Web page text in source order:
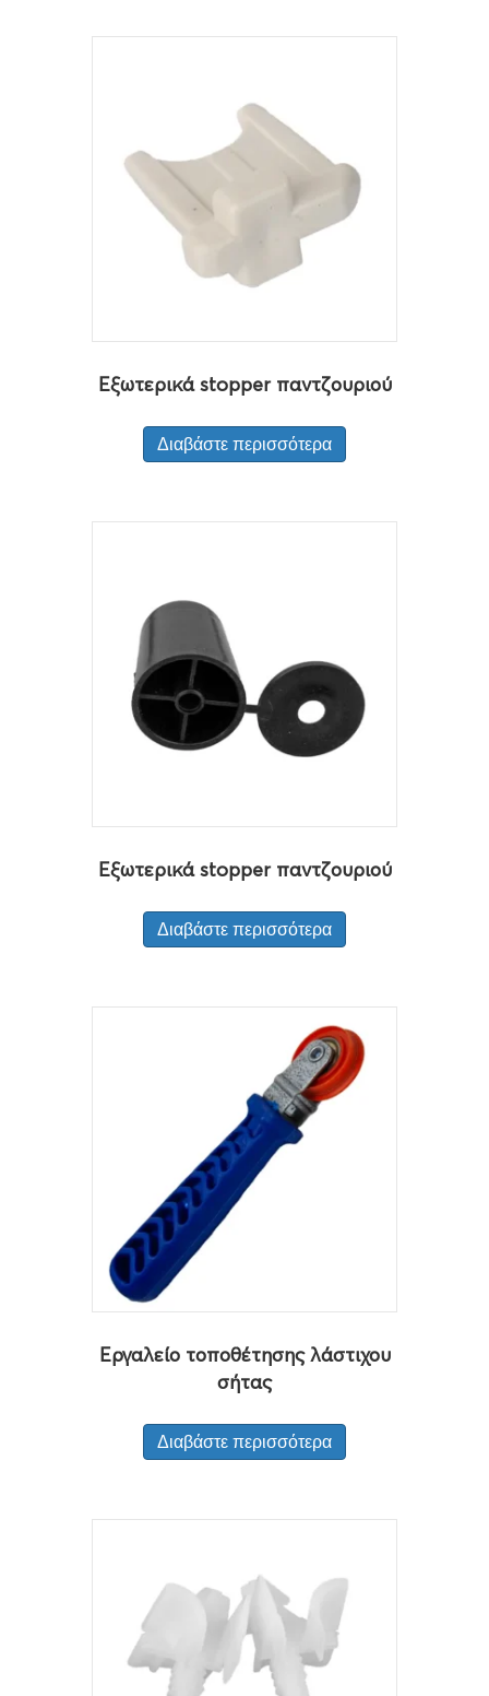
Εξωτερικά stopper παντζουριού
Διαβάστε περισσότερα
Εξωτερικά stopper παντζουριού
Διαβάστε περισσότερα
Εργαλείο τοποθέτησης λάστιχου
σήτας
Διαβάστε περισσότερα